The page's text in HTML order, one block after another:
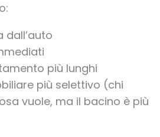
dall’auto
più lunghi
più selettivo (chi
vuole, ma il bacino è più